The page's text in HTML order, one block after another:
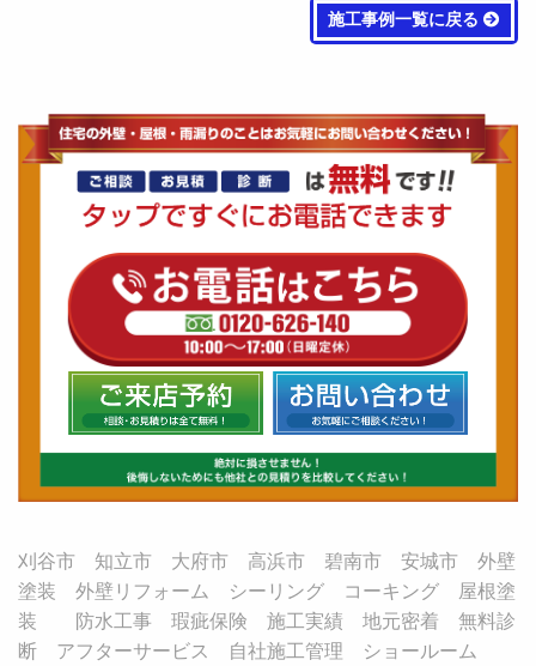
施工事例一覧に戻る
刈谷市 知立市 大府市 高浜市 碧南市 安城市 外壁
塗装 外壁リフォーム シーリング コーキング 屋根塗
装 防水工事 瑕疵保険 施工実績 地元密着 無料診
断 アフターサービス 自社施工管理 ショールーム